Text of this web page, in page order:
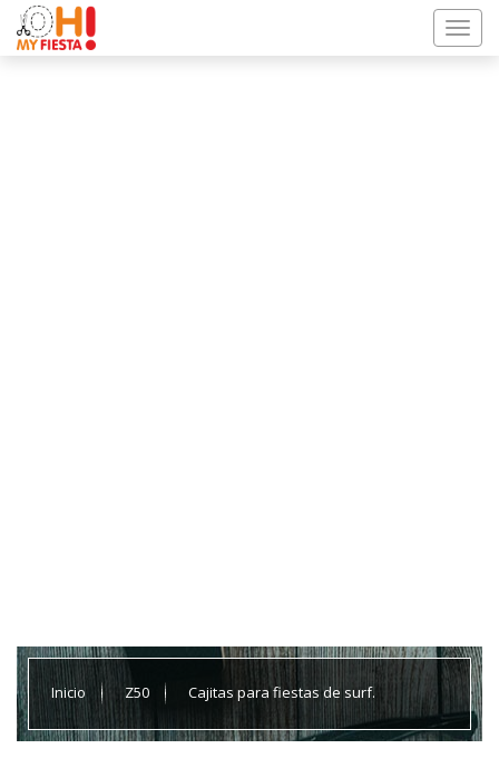
Inicio Z50 Cajitas para fiestas de surf.